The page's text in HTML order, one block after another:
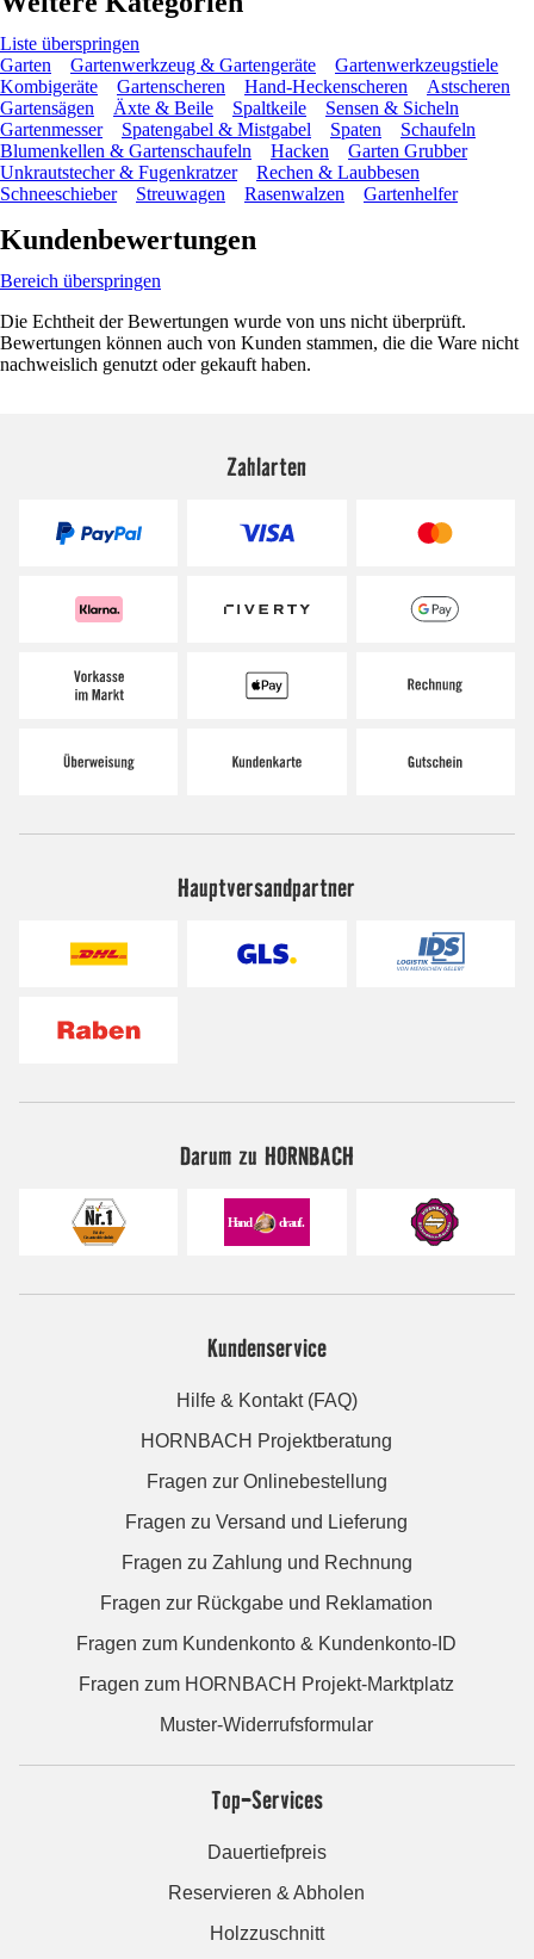
Liste überspringen
Garten
Gartenwerkzeug & Gartengeräte
Gartenwerkzeugstiele
Kombigeräte
Gartenscheren Hand-Heckenscheren
Astscheren
Gartensägen
Äxte & Beile Spaltkeile
Sensen & Sicheln
Gartenmesser
Spatengabel & Mistgabel Spaten
Schaufeln
Blumenkellen & Gartenschaufeln
Hacken
Garten Grubber
Unkrautstecher & Fugenkratzer
Rechen & Laubbesen
Schneeschieber
Streuwagen Rasenwalzen Gartenhelfer
Kundenbewertungen
Bereich überspringen
Die Echtheit der Bewertungen wurde von uns nicht überprüft.
Bewertungen können auch von Kunden stammen, die die Ware nicht
nachweislich genutzt oder gekauft haben.
Zahlarten
Hauptversandpartner
Darum zu HORNBACH
Kundenservice
Hilfe & Kontakt (FAQ)
HORNBACH Projektberatung
Fragen zur Onlinebestellung
Fragen zu Versand und Lieferung
Fragen zu Zahlung und Rechnung
Fragen zur Rückgabe und Reklamation
Fragen zum Kundenkonto & Kundenkonto-ID
Fragen zum HORNBACH Projekt-Marktplatz
Muster-Widerrufsformular
Top-Services
Dauertiefpreis
Reservieren & Abholen
Holzzuschnitt